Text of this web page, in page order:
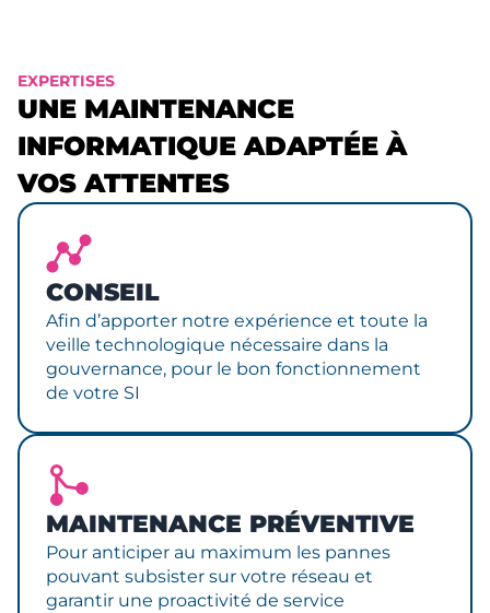
EXPERTISES
UNE MAINTENANCE
INFORMATIQUE ADAPTÉE À
VOS ATTENTES
CONSEIL
Afin d’apporter notre expérience et toute la
veille technologique nécessaire dans la
gouvernance, pour le bon fonctionnement
de votre SI
MAINTENANCE PRÉVENTIVE
Pour anticiper au maximum les pannes
pouvant subsister sur votre réseau et
garantir une proactivité de service